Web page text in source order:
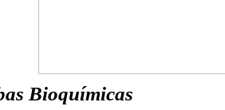
Bioquímicas